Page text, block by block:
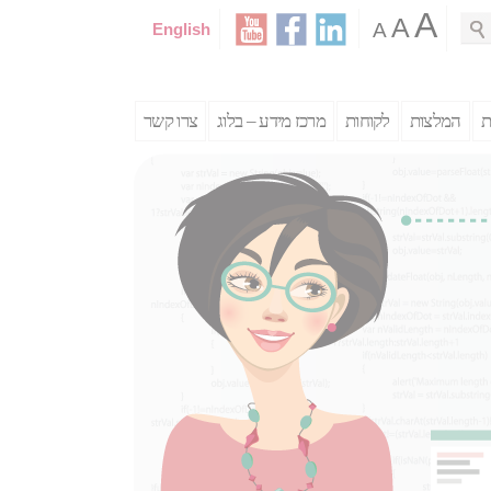
English A AA
המלצות לקוחות מרכז מידע – בלוג צרו קשר